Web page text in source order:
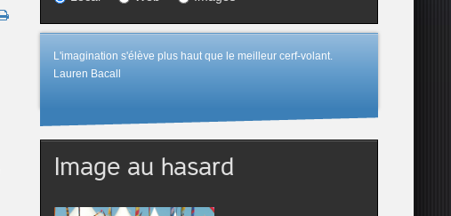
L'imagination s'élève plus haut que le meilleur cerf-volant.
Lauren Bacall
Image au hasard